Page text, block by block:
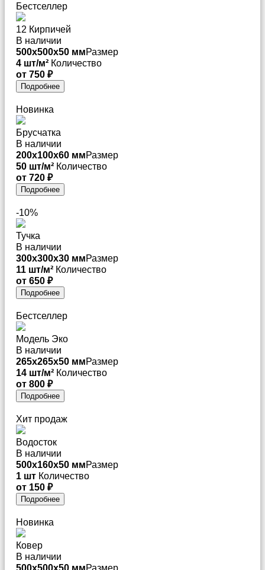
Бестселлер
12 Кирпичей
В наличии
500x500x50 ммРазмер
4 шт/м² Количество
от 750 ₽
Подробнее
Новинка
Брусчатка
В наличии
200x100x60 ммРазмер
50 шт/м² Количество
от 720 ₽
Подробнее
-10%
Тучка
В наличии
300x300x30 ммРазмер
11 шт/м² Количество
от 650 ₽
Подробнее
Бестселлер
Модель Эко
В наличии
265x265x50 ммРазмер
14 шт/м² Количество
от 800 ₽
Подробнее
Хит продаж
Водосток
В наличии
500x160x50 ммРазмер
1 шт Количество
от 150 ₽
Подробнее
Новинка
Ковер
В наличии
500х500х50 ммРазмер